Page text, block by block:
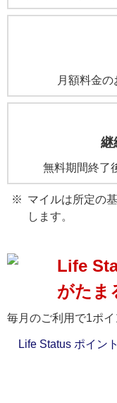
月額料金の
継
無料期間終了
マイルは所定の
します。
Life
がたま
毎月のご利用で1ポイ
Life Status ポイン